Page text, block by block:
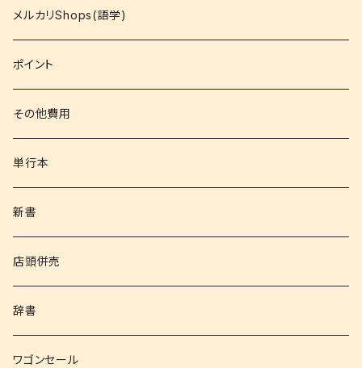
コミック
文庫
その他書籍
書籍以外
メルカリShops(語学)
ポイント
その他費用
単行本
新書
店頭併売
辞書
ワゴンセール